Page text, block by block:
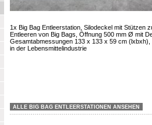
1x Big Bag Entleerstation, Silodeckel mit Stützen
Entleeren von Big Bags, Öffnung 500 mm Ø mit
Gesamtabmessungen 133 x 133 x 59 cm (lxbxh),
in der Lebensmittelindustrie
ALLE BIG BAG ENTLEERSTATIONEN ANSEHEN